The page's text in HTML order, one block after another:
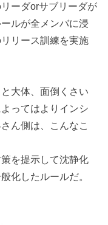
ーダorサブリーダが
ルが全メンバに浸
リース訓練を実施
大体、面倒くさい
ってはよりインシ
ん側は、こんなこ
を提示して沈静化
化したルールだ。